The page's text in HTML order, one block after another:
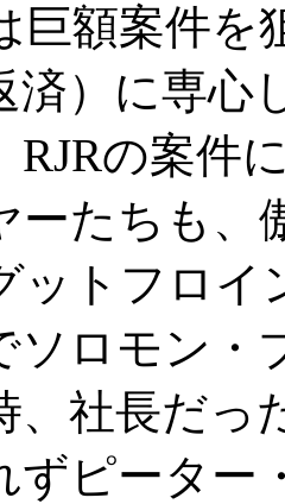
巨額案件を
済）に専
RJRの案件
ーたちも、
ットフロイ
ソロモン・
、社長だっ
ずピータ